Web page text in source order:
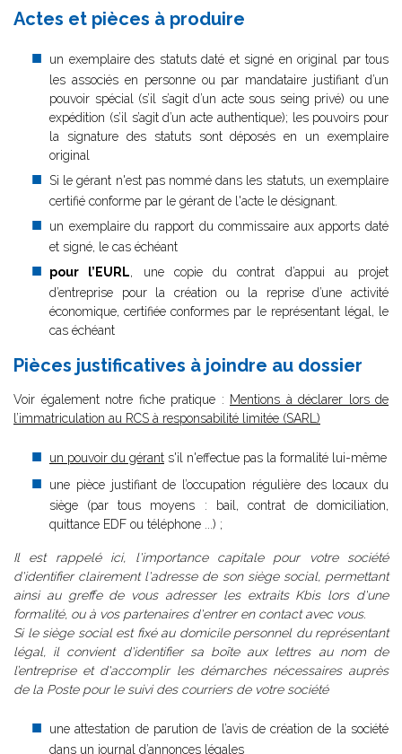
Actes et pièces à produire
un exemplaire des statuts daté et signé en original par tous
les associés en personne ou par mandataire justifiant d’un
pouvoir spécial (s’il s’agit d’un acte sous seing privé) ou une
expédition (s’il s’agit d’un acte authentique); les pouvoirs pour
la signature des statuts sont déposés en un exemplaire
original
Si le gérant n'est pas nommé dans les statuts, un exemplaire
certifié conforme par le gérant de l'acte le désignant.
un exemplaire du rapport du commissaire aux apports daté
et signé, le cas échéant
pour l’EURL, une copie du contrat d’appui au projet
d’entreprise pour la création ou la reprise d’une activité
économique, certifiée conformes par le représentant légal, le
cas échéant
Pièces justificatives à joindre au dossier
Voir également notre fiche pratique : Mentions à déclarer lors de
l’immatriculation au RCS à responsabilité limitée (SARL)
un pouvoir du gérant s'il n'effectue pas la formalité lui-même
une pièce justifiant de l’occupation régulière des locaux du
siège (par tous moyens : bail, contrat de domiciliation,
quittance EDF ou téléphone ...) ;
Il est rappelé ici, l'importance capitale pour votre société
d'identifier clairement l'adresse de son siège social, permettant
ainsi au greffe de vous adresser les extraits Kbis lors d'une
formalité, ou à vos partenaires d'entrer en contact avec vous.
Si le siège social est fixé au domicile personnel du représentant
légal, il convient d'identifier sa boîte aux lettres au nom de
l’entreprise et d'accomplir les démarches nécessaires auprès
de la Poste pour le suivi des courriers de votre société
une attestation de parution de l’avis de création de la société
dans un journal d’annonces légales